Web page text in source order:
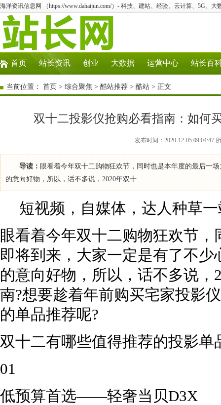
海洋资讯信息网 （https://www.dahaijun.com/）- 科技、建站、经验、云计算、5G、大
首页 站长资讯 创业 大数据 运营中心 站长百
当前位置： 首页 > 综合聚焦 > 酷站推荐 > 酷站 > 正文
双十二投影仪抢购必看指南：如何
发布时间：2020-12-05 09:04:47
导读： 眼看着今年双十二购物狂欢节，同时也是本年度的最后一
的意向好物，所以，话不多说，2020年双十
短视频，自媒体，达人种草一
眼看着今年双十二购物狂欢节
即将到来，大家一定是有了不
的意向好物，所以，话不多说
南?想要趁着年前购买宅家投影
的单品推荐呢?
双十二有哪些值得推荐的投影单
01
低预算首选——轻奢当贝D3X